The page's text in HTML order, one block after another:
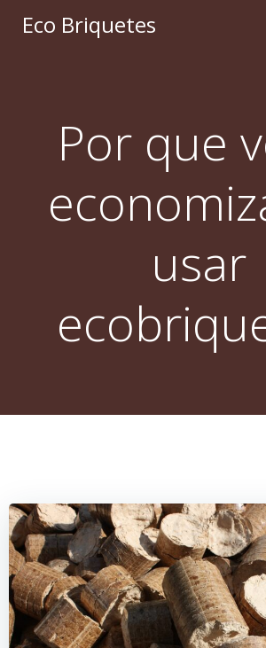
Eco Briquetes
Por que
usar